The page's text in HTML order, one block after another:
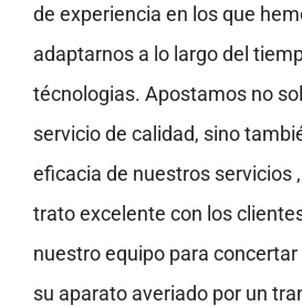
de experiencia en los que
adaptarnos a lo largo del
técnologias. Apostamos no
servicio de calidad, sino
eficacia de nuestros servicios
trato excelente con los
nuestro equipo para
su aparato averiado por un